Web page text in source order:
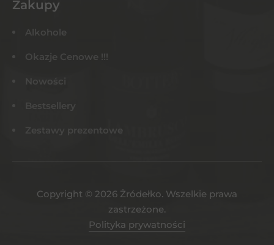
Zakupy
Alkohole
Okazje Cenowe !!!
Nowości
Bestsellery
Zestawy prezentowe
Copyright © 2026 Żródełko. Wszelkie prawa
zastrzeżone.
Polityka prywatności